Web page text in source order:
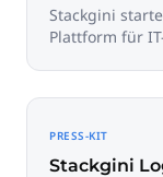
Stackgini
Plattform für
PRESS-KIT
Stackgini